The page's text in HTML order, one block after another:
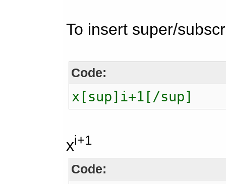
To insert super/
Code:
x[sup]i+1[/sup]
xi+1
Code: